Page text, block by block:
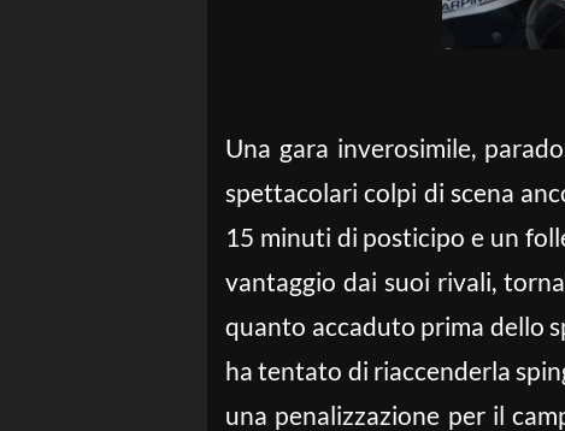
Una gara inverosimile,
spettacolari colpi di scena
15 minuti di posticipo e un
vantaggio dai suoi rivali,
quanto accaduto prima dello
ha tentato di riaccenderla
una penalizzazione per il